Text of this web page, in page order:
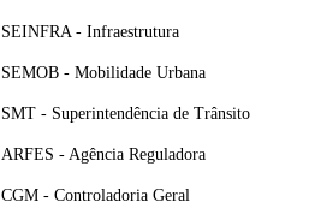
SEINFRA - Infraestrutura
SEMOB - Mobilidade Urbana
SMT - Superintendência de Trânsito
ARFES - Agência Reguladora
CGM - Controladoria Geral